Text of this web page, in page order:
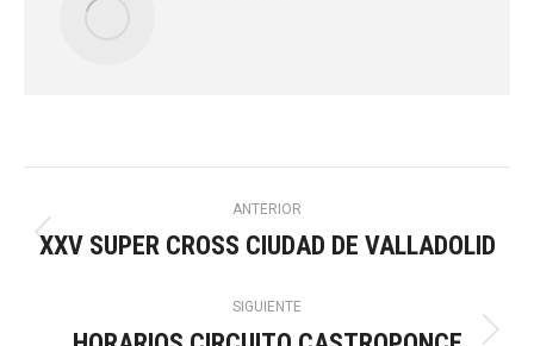
Navegación
entre
ANTERIOR
Publicación
XXV SUPER CROSS CIUDAD DE VALLADOLID
SIGUIENTE